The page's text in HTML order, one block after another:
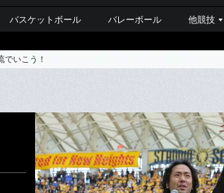
バスケットボール バレーボール 他競技
いこう！